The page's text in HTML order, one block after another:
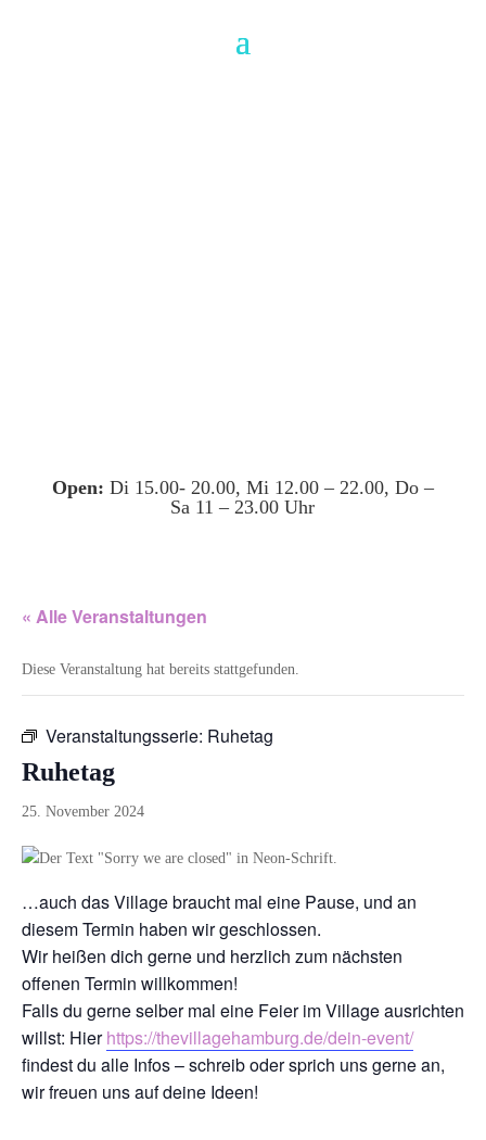
Open: Di 15.00- 20.00, Mi 12.00 – 22.00, Do –
Sa 11 – 23.00 Uhr
« Alle Veranstaltungen
Diese Veranstaltung hat bereits stattgefunden.
Veranstaltungsserie: Ruhetag
Ruhetag
25. November 2024
…auch das Village braucht mal eine Pause, und an
diesem Termin haben wir geschlossen.
Wir heißen dich gerne und herzlich zum nächsten
offenen Termin willkommen!
Falls du gerne selber mal eine Feier im Village ausrichten
willst: Hierhttps://thevillagehamburg.de/dein-event/
findest du alle Infos – schreib oder sprich uns gerne an,
wir freuen uns auf deine Ideen!